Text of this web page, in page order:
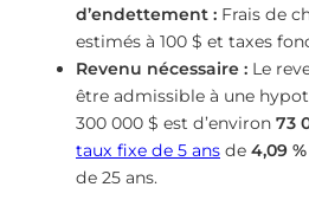
d’endettement : Frais de
estimés à 100 $ et taxes
Revenu nécessaire : Le
être admissible à une
300 000 $ est d’environ 73
taux fixe de 5 ans de 4,09 %
de 25 ans.